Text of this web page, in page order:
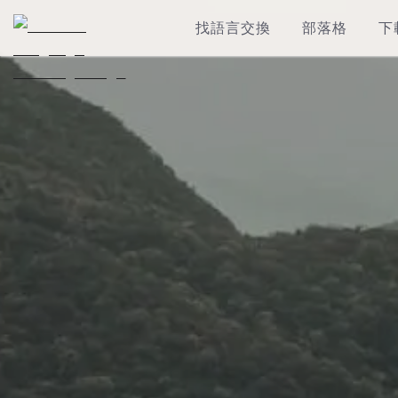
找語言交換 部落格 下